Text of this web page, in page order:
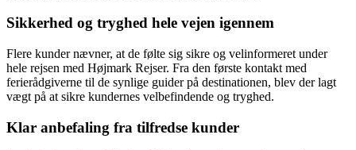
Sikkerhed og tryghed hele vejen igennem
Flere kunder nævner, at de følte sig sikre og velinformeret under
hele rejsen med Højmark Rejser. Fra den første kontakt med
ferierådgiverne til de synlige guider på destinationen, blev der lagt
vægt på at sikre kundernes velbefindende og tryghed.
Klar anbefaling fra tilfredse kunder